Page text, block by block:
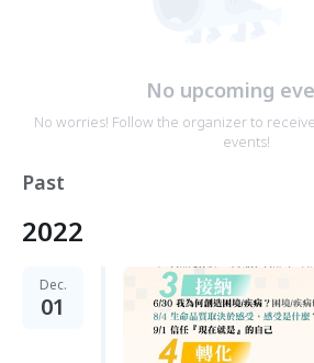
No upcoming
No worries! Follow the organizer to
events!
Past
2022
Dec.
01